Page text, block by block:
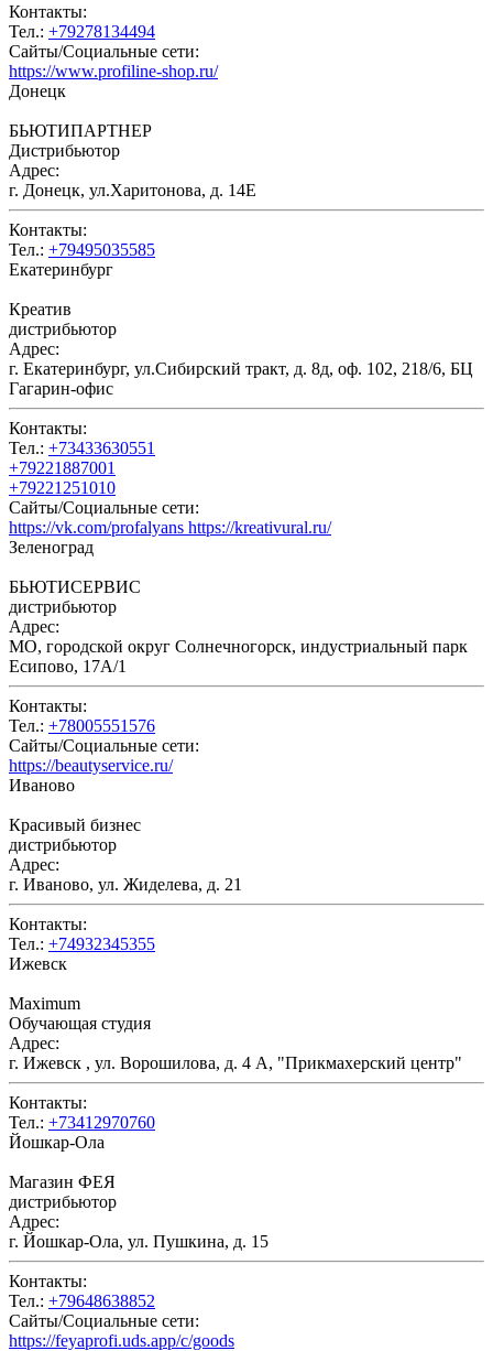
Контакты:
Тел.: +79278134494
Сайты/Социальные сети:
https://www.profiline-shop.ru/
Донецк
БЬЮТИПАРТНЕР
Дистрибьютор
Адрес:
г. Донецк, ул.Харитонова, д. 14Е
Контакты:
Тел.: +79495035585
Екатеринбург
Креатив
дистрибьютор
Адрес:
г. Екатеринбург, ул.Сибирский тракт, д. 8д, оф. 102, 218/6, БЦ
Гагарин-офис
Контакты:
Тел.: +73433630551
+79221887001
+79221251010
Сайты/Социальные сети:
https://vk.com/profalyans https://kreativural.ru/
Зеленоград
БЬЮТИСЕРВИС
дистрибьютор
Адрес:
МО, городской округ Солнечногорск, индустриальный парк
Есипово, 17А/1
Контакты:
Тел.: +78005551576
Сайты/Социальные сети:
https://beautyservice.ru/
Иваново
Красивый бизнес
дистрибьютор
Адрес:
г. Иваново, ул. Жиделева, д. 21
Контакты:
Тел.: +74932345355
Ижевск
Maximum
Обучающая студия
Адрес:
г. Ижевск , ул. Ворошилова, д. 4 А, "Прикмахерский центр"
Контакты:
Тел.: +73412970760
Йошкар-Ола
Магазин ФЕЯ
дистрибьютор
Адрес:
г. Йошкар-Ола, ул. Пушкина, д. 15
Контакты:
Тел.: +79648638852
Сайты/Социальные сети:
https://feyaprofi.uds.app/c/goods